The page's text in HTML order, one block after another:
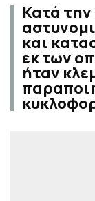
Κατά
και
εκ των
ήταν